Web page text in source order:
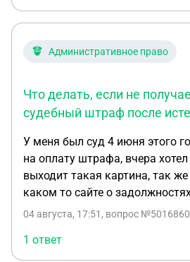
региональную Прокуратуру.
нашла нарушений. Также
подведомственности. Что
ресторана?
Административное право
Что делать, если не
судебный штраф после
У меня был суд 4 июня этого
на оплату штрафа, вчера
выходит такая картина, так
каком то сайте о
04 августа, 17:51 , вопрос
1 ответ